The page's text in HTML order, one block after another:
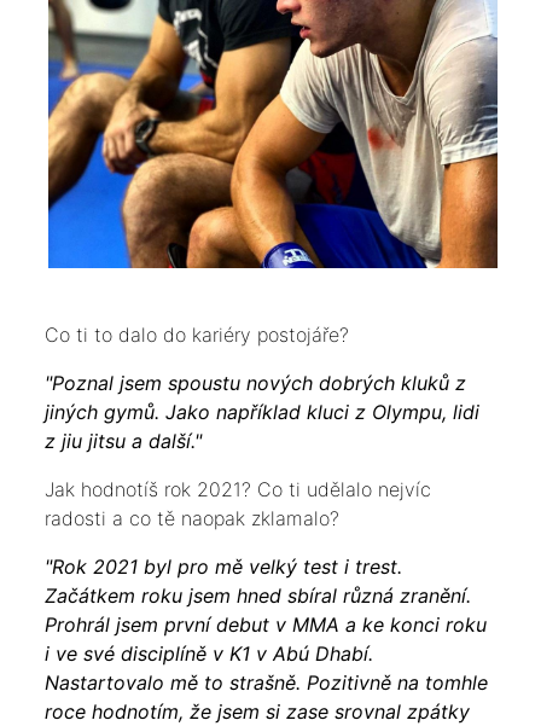
Co ti to dalo do kariéry postojáře?
"Poznal jsem spoustu nových dobrých kluků z
jiných gymů. Jako například kluci z Olympu, lidi
z jiu jitsu a další."
Jak hodnotíš rok 2021? Co ti udělalo nejvíc
radosti a co tě naopak zklamalo?
"Rok 2021 byl pro mě velký test i trest.
Začátkem roku jsem hned sbíral různá zranění.
Prohrál jsem první debut v MMA a ke konci roku
i ve své disciplíně v K1 v Abú Dhabí.
Nastartovalo mě to strašně. Pozitivně na tomhle
roce hodnotím, že jsem si zase srovnal zpátky